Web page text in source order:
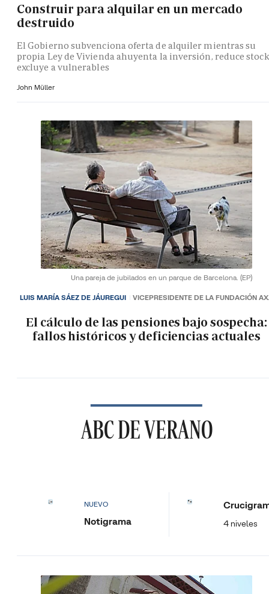
Construir para alquilar en un mercado
destruido
El Gobierno subvenciona oferta de alquiler mientras su
propia Ley de Vivienda ahuyenta la inversión, reduce
excluye a vulnerables
John Müller
Una pareja de jubilados en un parque de Barcelona. (EP)
El cálculo de las pensiones bajo sospecha:
fallos históricos y deficiencias actuales
LUIS MARÍA SÁEZ DE JÁUREGUI VICEPRESIDENTE DE LA FUNDACIÓN
ABC DE VERANO
NUEVO
Notigrama 4 niveles